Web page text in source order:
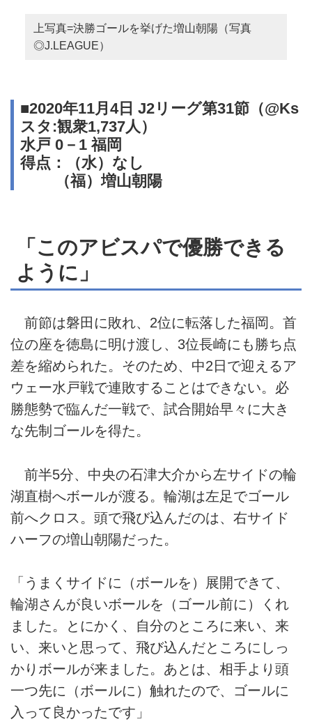
上写真=決勝ゴールを挙げた増山朝陽（写真
◎J.LEAGUE）
■2020年11月4日 J2リーグ第31節（@Ks
スタ:観衆1,737人）
水戸 0－1 福岡
得点：（水）なし
（福）増山朝陽
「このアビスパで優勝できる
ように」
前節は磐田に敗れ、2位に転落した福岡。首
位の座を徳島に明け渡し、3位長崎にも勝ち点
差を縮められた。そのため、中2日で迎えるア
ウェー水戸戦で連敗することはできない。必
勝態勢で臨んだ一戦で、試合開始早々に大き
な先制ゴールを得た。
前半5分、中央の石津大介から左サイドの輪
湖直樹へボールが渡る。輪湖は左足でゴール
前へクロス。頭で飛び込んだのは、右サイド
ハーフの増山朝陽だった。
「うまくサイドに（ボールを）展開できて、
輪湖さんが良いボールを（ゴール前に）くれ
ました。とにかく、自分のところに来い、来
い、来いと思って、飛び込んだところにしっ
かりボールが来ました。あとは、相手より頭
一つ先に（ボールに）触れたので、ゴールに
入って良かったです」